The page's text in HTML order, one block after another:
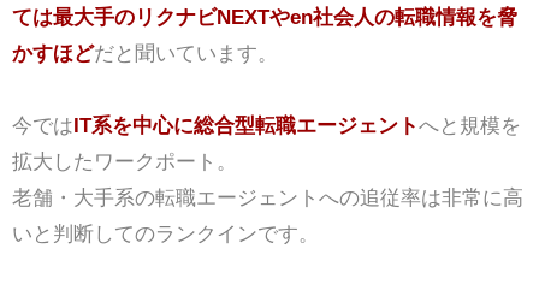
ては最大手のリクナビNEXTやen社会人の転職情報を脅
かすほどだと聞いています。
今ではIT系を中心に総合型転職エージェントへと規模を
拡大したワークポート。
老舗・大手系の転職エージェントへの追従率は非常に高
いと判断してのランクインです。